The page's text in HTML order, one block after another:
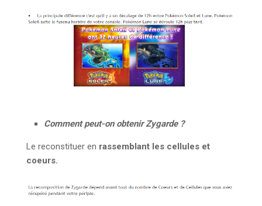
Comment peut-on obtenir Zygarde ?
Le reconstituer en rassemblant les cellules et
coeurs.